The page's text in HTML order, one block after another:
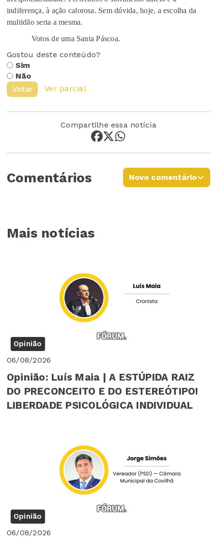
indiferença, à ação calorosa. Sem dúvida, hoje, a escolha da
multidão seria a mesma.
Votos de uma Santa Páscoa.
Gostou deste conteúdo?
Sim
Não
Votar
Ver parcial
Compartilhe essa notícia
Comentários Novo comentário
Mais notícias
Opinião
06/08/2026
Opinião: Luís Maia | A ESTÚPIDA RAIZ
DO PRECONCEITO E DO ESTEREÓTIPO!
LIBERDADE PSICOLÓGICA INDIVIDUAL
Opinião
06/08/2026